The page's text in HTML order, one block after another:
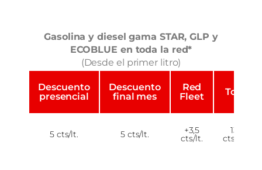
Gasolina y diesel gama STAR, GLP y
ECOBLUE en toda la red*
(Desde el primer litro)
Descuento
presencial
Descuento
final mes
Red
Fleet
Total
5 cts/lt. 5 cts/lt. +3,5
cts/lt.
13,5
cts€/lt.